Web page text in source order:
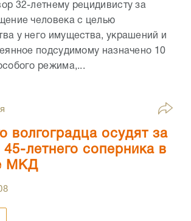
32-летнему рецидивисту за
человека с целью
у него имущества, украшений и
подсудимому назначено 10
режима,...
волгоградца осудят за
45-летнего соперника в
МКД